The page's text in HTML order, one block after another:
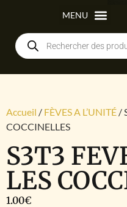
Accueil / FÈVES A L’UNITÉ /
COCCINELLES
S3T3
LES
1.00€